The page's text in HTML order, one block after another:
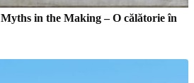
in the Making – O călătorie în